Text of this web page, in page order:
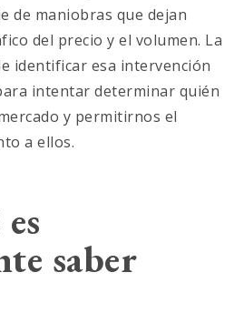
de maniobras que dejan
del precio y el volumen. La
identificar esa intervención
intentar determinar quién
y permitirnos el
a ellos.
saber